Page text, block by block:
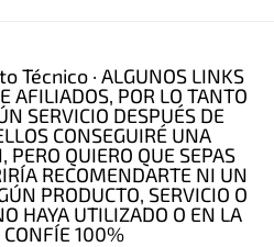
· ALGUNOS LINKS
AFILIADOS, POR LO TANTO
SERVICIO DESPUÉS DE
CONSEGUIRÉ UNA
QUIERO QUE SEPAS
RECOMENDARTE NI UN
PRODUCTO, SERVICIO O
HAYA UTILIZADO O EN LA
CONFÍE 100%